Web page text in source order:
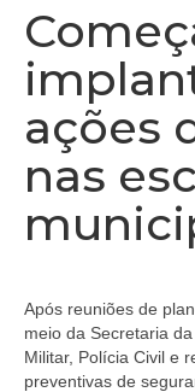
ações
nas
Após reuniões de
meio da Secretaria
Militar, Polícia Civil e
preventivas de